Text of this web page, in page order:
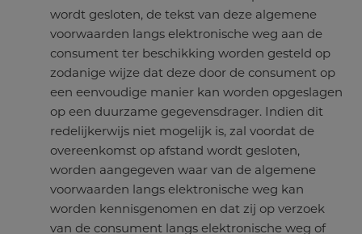
wordt gesloten, de tekst van deze algemene
voorwaarden langs elektronische weg aan de
consument ter beschikking worden gesteld op
zodanige wijze dat deze door de consument op
een eenvoudige manier kan worden opgeslagen
op een duurzame gegevensdrager. Indien dit
redelijkerwijs niet mogelijk is, zal voordat de
overeenkomst op afstand wordt gesloten,
worden aangegeven waar van de algemene
voorwaarden langs elektronische weg kan
worden kennisgenomen en dat zij op verzoek
van de consument langs elektronische weg of